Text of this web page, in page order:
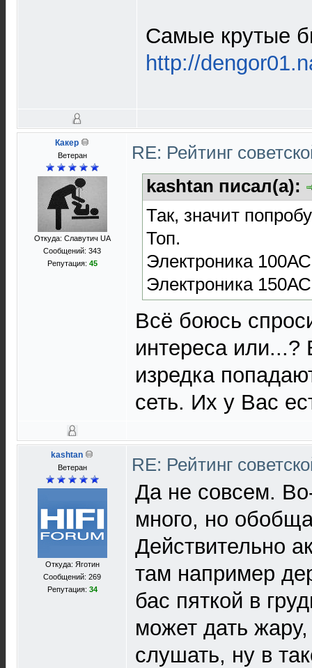
Самые крутые
http://
Какер
Ветеран
Откуда: Славутич UA
Сообщений: 343
Репутация: 45
RE: Рейтинг
kashtan писал(а):
Так, значит
Топ.
Электроника
Электроника
Всё боюсь
интереса
изредка
сеть. Их у Вас
kashtan
Ветеран
Откуда: Яготин
Сообщений: 269
Репутация: 34
RE: Рейтинг
Да не совсем.
много, но
Действительно
там например
бас пяткой в
может дать
слушать, ну в